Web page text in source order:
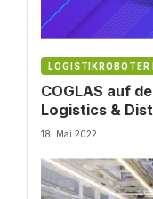
LOGISTIKROBOTER
COGLAS auf
Logistics &
18. Mai 2022